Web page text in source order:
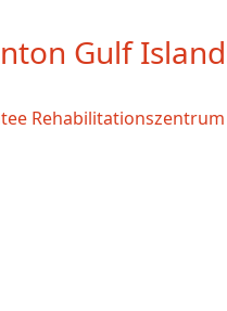
Gulf
Rehabilitationszentrum